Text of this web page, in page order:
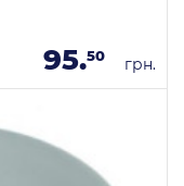
95.50 грн.